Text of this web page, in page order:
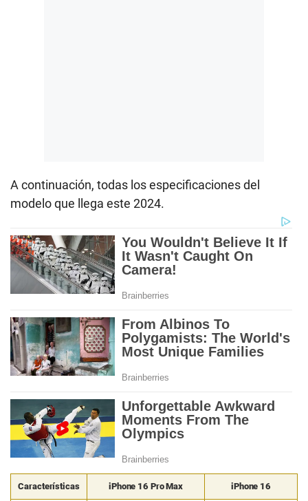
A continuación, todas los especificaciones del
modelo que llega este 2024.
Características iPhone 16 Pro Max iPhone 16